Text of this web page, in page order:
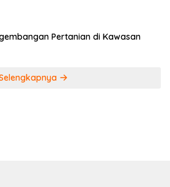
Pertanian di Kawasan